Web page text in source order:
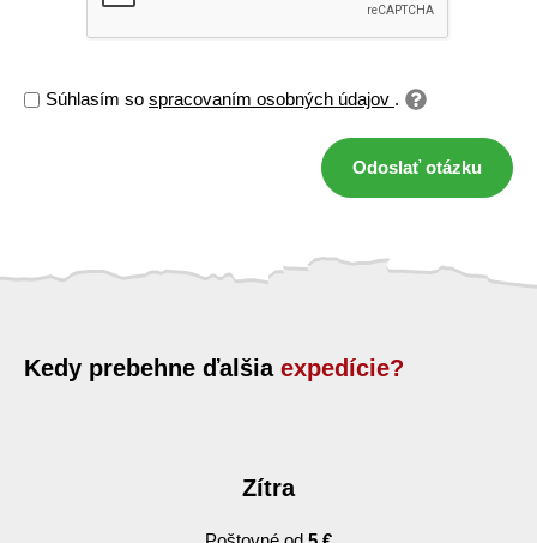
Súhlasím so spracovaním osobných údajov .
Odoslať otázku
Kedy prebehne ďalšia expedície?
Zítra